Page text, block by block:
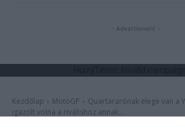
- Advertisment -